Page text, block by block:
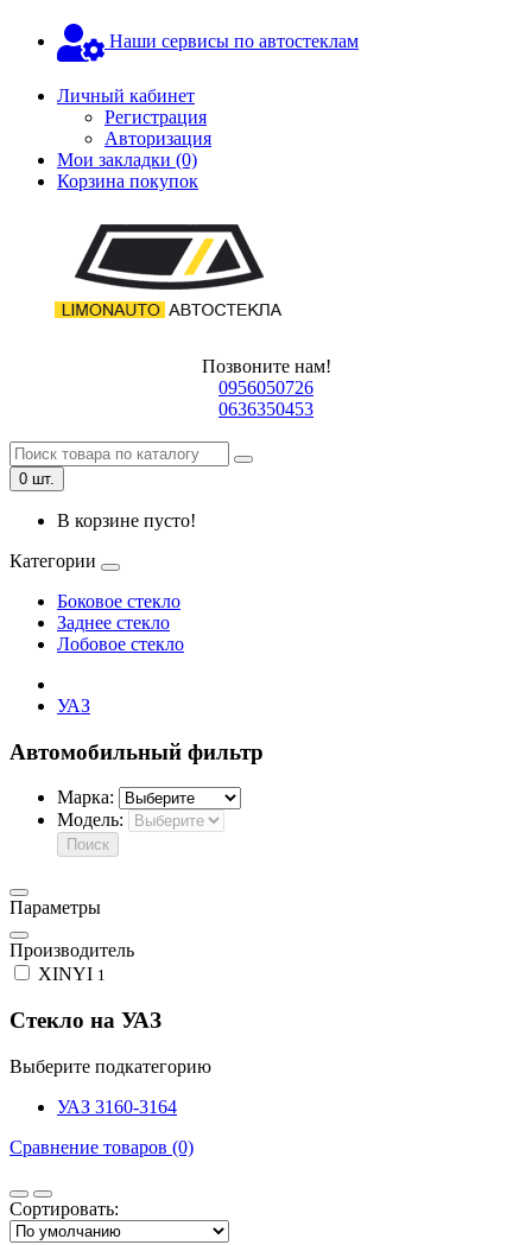
Наши сервисы по автостеклам
Личный кабинет
Регистрация
Авторизация
Мои закладки (0)
Корзина покупок
Позвоните нам!
0956050726
0636350453
0 шт.
В корзине пусто!
Категории
Боковое стекло
Заднее стекло
Лобовое стекло
УАЗ
Автомобильный фильтр
Марка:
Модель:
Поиск
Параметры
Производитель
XINYI 1
Стекло на УАЗ
Выберите подкатегорию
УАЗ 3160-3164
Сравнение товаров (0)
Сортировать: